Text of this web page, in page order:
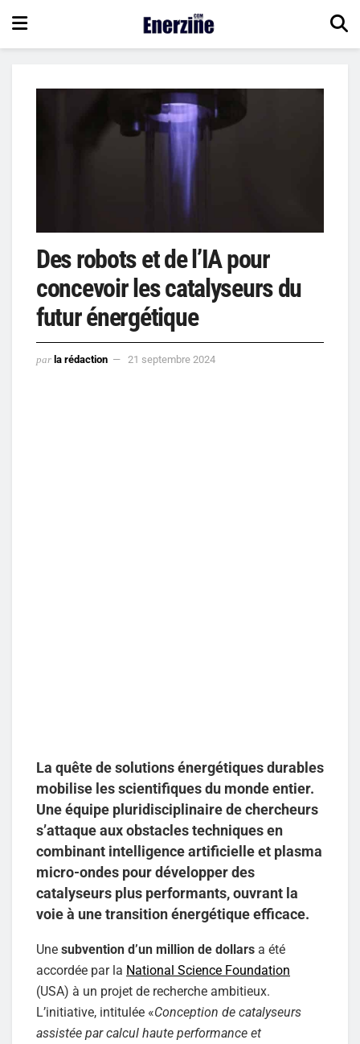
Des robots et de l’IA pour
concevoir les catalyseurs du
futur énergétique
par la rédaction 21 septembre 2024
La quête de solutions énergétiques durables
mobilise les scientifiques du monde entier.
Une équipe pluridisciplinaire de chercheurs
s’attaque aux obstacles techniques en
combinant intelligence artificielle et plasma
micro-ondes pour développer des
catalyseurs plus performants, ouvrant la
voie à une transition énergétique efficace.
Une subvention d’un million de dollars a été
accordée par la National Science Foundation
(USA) à un projet de recherche ambitieux.
L’initiative, intitulée «Conception de catalyseurs
assistée par calcul haute performance et